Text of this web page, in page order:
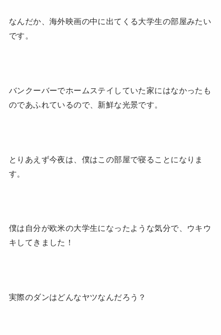
なんだか、海外映画の中に出てくる大学生の部屋みたい
です。
バンクーバーでホームステイしていた家にはなかったも
のであふれているので、新鮮な光景です。
とりあえず今夜は、僕はこの部屋で寝ることになりま
す。
僕は自分が欧米の大学生になったような気分で、ウキウ
キしてきました！
実際のダンはどんなヤツなんだろう？